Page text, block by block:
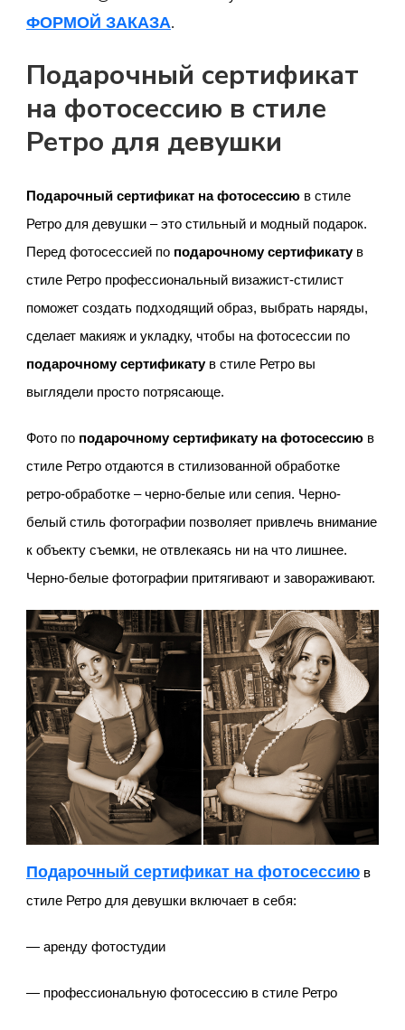
ФОРМОЙ ЗАКАЗА.
Подарочный сертификат
на фотосессию в стиле
Ретро для девушки
Подарочный сертификат на фотосессию в стиле
Ретро для девушки – это стильный и модный подарок.
Перед фотосессией по подарочному сертификатув
стиле Ретро профессиональный визажист-стилист
поможет создать подходящий образ, выбрать наряды,
сделает макияж и укладку, чтобы на фотосессии по
подарочному сертификатув стиле Ретро вы
выглядели просто потрясающе.
Фото по подарочному сертификату на фотосессию в
стиле Ретро отдаются в стилизованной обработке
ретро-обработке – черно-белые или сепия. Черно-
белый стиль фотографии позволяет привлечь внимание
к объекту съемки, не отвлекаясь ни на что лишнее.
Черно-белые фотографии притягивают и завораживают.
Подарочный сертификат на фотосессию в
стиле Ретро для девушки включает в себя:
— аренду фотостудии
— профессиональную фотосессию в стиле Ретро